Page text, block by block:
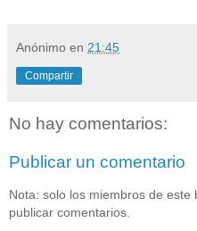
Anónimo en 21:45
Compartir
No hay comentarios:
Publicar un comentario
Nota: solo los miembros de este
publicar comentarios.